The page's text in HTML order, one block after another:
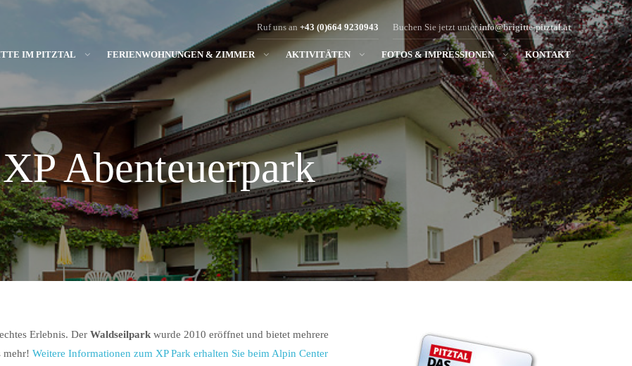
Ruf uns an +43 (0)664 9230943 Buchen Sie jetzt unterinfo@brigitte-pitztal.at
IM PITZTAL FERIENWOHNUNGEN & ZIMMER AKTIVITÄTEN FOTOS & IMPRESSIONEN KONTAKT
XP Abenteuerpark
Erlebnis. Der Waldseilpark wurde 2010 eröffnet und bietet mehrere
mehr! Weitere Informationen zum XP Park erhalten Sie beim Alpin Center